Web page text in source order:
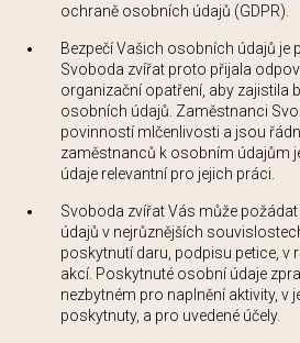
ochraně osobních údajů (GDPR).
Bezpečí Vašich osobních údajů je
Svoboda zvířat proto přijala
organizační opatření, aby zajistila
osobních údajů. Zaměstnanci
povinností mlčenlivosti a jsou
zaměstnanců k osobním údajům
údaje relevantní pro jejich práci.
Svoboda zvířat Vás může
údajů v nejrůznějších
poskytnutí daru, podpisu petice, v
akcí. Poskytnuté osobní údaje
nezbytném pro naplnění aktivity, v
poskytnuty, a pro uvedené účely.